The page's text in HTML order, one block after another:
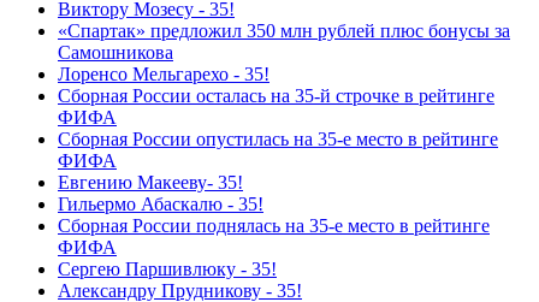
Виктору Мозесу - 35!
«Спартак» предложил 350 млн рублей плюс бонусы за
Самошникова
Лоренсо Мельгарехо - 35!
Сборная России осталась на 35‑й строчке в рейтинге
ФИФА
Сборная России опустилась на 35‑е место в рейтинге
ФИФА
Евгению Макееву- 35!
Гильермо Абаскалю - 35!
Сборная России поднялась на 35-е место в рейтинге
ФИФА
Сергею Паршивлюку - 35!
Александру Прудникову - 35!